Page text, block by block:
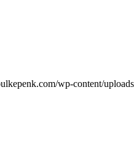
wp-content/